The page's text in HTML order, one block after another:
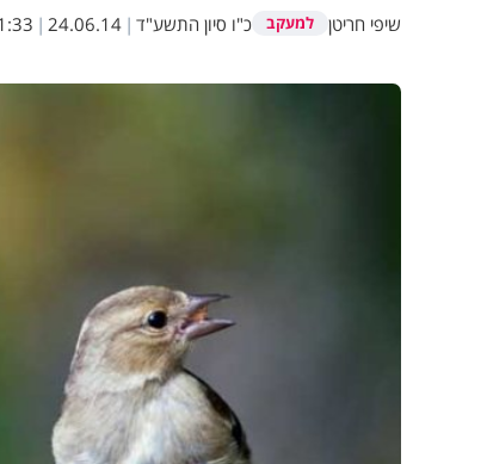
שיפי חריטן למעקב כ"ו סיון התשע"ד |
24.06.14
|